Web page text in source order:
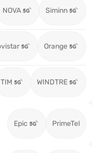
NOVA Siminn
Orange
TIM WINDTRE
Epic PrimeTel